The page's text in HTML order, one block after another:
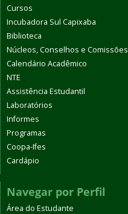
Cursos
Incubadora Sul Capixaba
Biblioteca
Núcleos, Conselhos e Comissões
Calendário Acadêmico
NTE
Assistência Estudantil
Laboratórios
Informes
Programas
Coopa-Ifes
Cardápio
Navegar por Perfil
Área do Estudante